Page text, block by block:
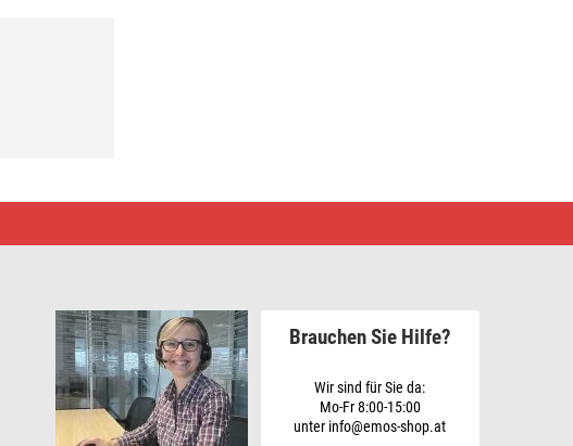
Brauchen Sie Hilfe?
Wir sind für Sie da:
Mo-Fr 8:00-15:00
unter info@emos-shop.at